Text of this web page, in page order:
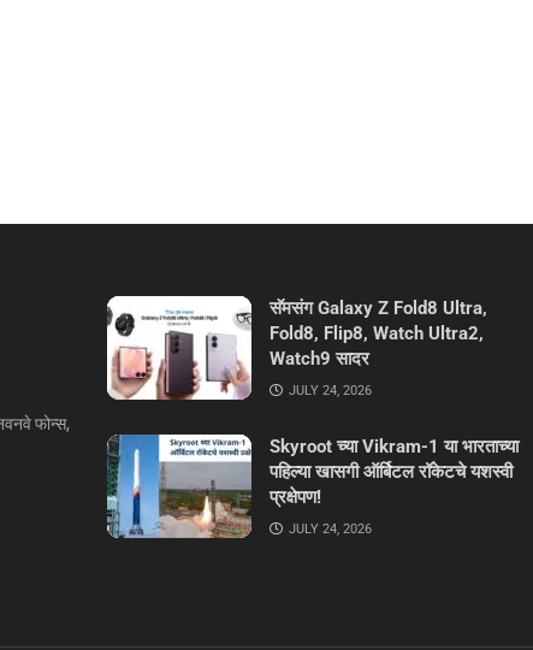
फोन्स,
सॅमसंग Galaxy Z Fold8 Ultra,
Fold8, Flip8, Watch Ultra2,
Watch9 सादर
JULY 24, 2026
Skyroot च्या Vikram-1 या भारताच्या
पहिल्या खासगी ऑर्बिटल रॉकेटचे यशस्वी
प्रक्षेपण!
JULY 24, 2026